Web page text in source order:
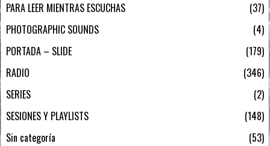
PARA LEER MIENTRAS ESCUCHAS
37
PHOTOGRAPHIC SOUNDS
4
PORTADA – SLIDE
179
RADIO
346
SERIES
2
SESIONES Y PLAYLISTS
148
Sin categoría
53